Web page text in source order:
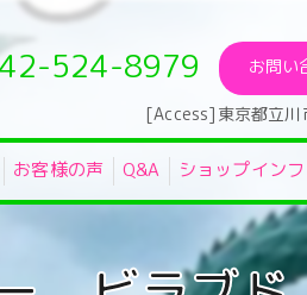
524-8979 お問い
[Access]東京都立
お客様の声 Q&A ショップインフ